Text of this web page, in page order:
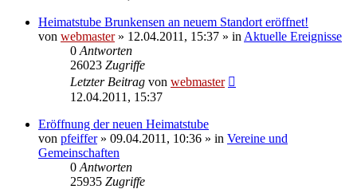
Heimatstube Brunkensen an neuem Standort eröffnet!
von webmaster» 12.04.2011, 15:37 » in Aktuelle Ereignisse
0 Antworten
26023 Zugriffe
Letzter Beitrag von webmaster
12.04.2011, 15:37
Eröffnung der neuen Heimatstube
von pfeiffer» 09.04.2011, 10:36 » in Vereine und
Gemeinschaften
0 Antworten
25935 Zugriffe